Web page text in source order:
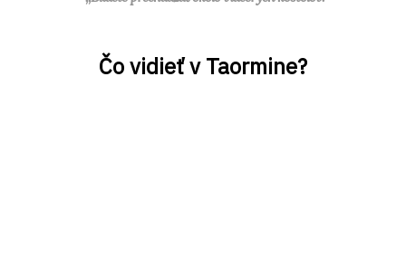
Čo vidieť v Taormine?